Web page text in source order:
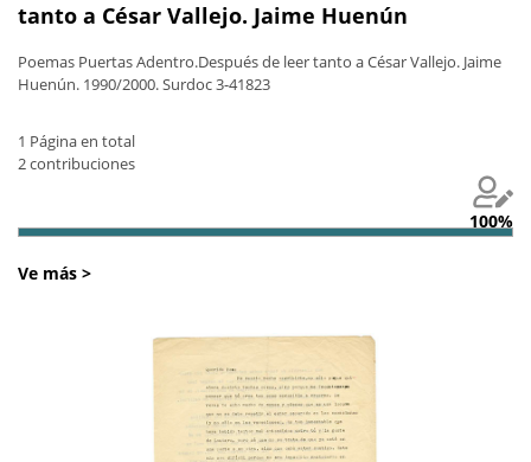
tanto a César Vallejo. Jaime Huenún
Poemas Puertas Adentro.Después de leer tanto a César Vallejo. Jaime
Huenún. 1990/2000. Surdoc 3-41823
1 Página en total
2 contribuciones
100%
Ve más >